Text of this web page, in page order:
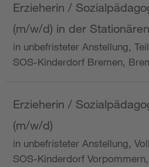
Erzieherin /
(m/w/d) in der
in unbefristeter Anstellung,
SOS-Kinderdorf Bremen,
Erzieherin /
(m/w/d)
in unbefristeter Anstellung,
SOS-Kinderdorf